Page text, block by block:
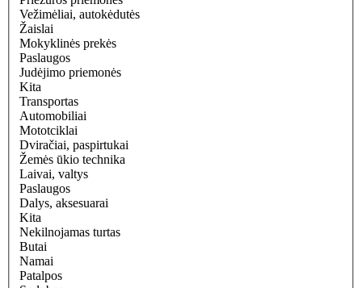
Vežimėliai, autokėdutės
Žaislai
Mokyklinės prekės
Paslaugos
Judėjimo priemonės
Kita
Transportas
Automobiliai
Mototciklai
Dviračiai, paspirtukai
Žemės ūkio technika
Laivai, valtys
Paslaugos
Dalys, aksesuarai
Kita
Nekilnojamas turtas
Butai
Namai
Patalpos